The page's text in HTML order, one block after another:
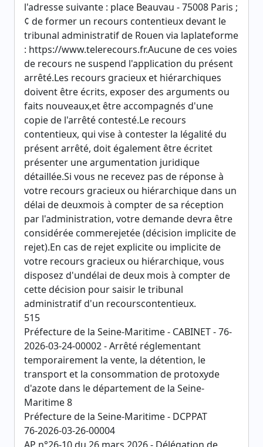
l'adresse suivante : place Beauvau - 75008 Paris ;
¢ de former un recours contentieux devant le
tribunal administratif de Rouen via laplateforme
: https://www.telerecours.fr.Aucune de ces voies
de recours ne suspend l'application du présent
arrêté.Les recours gracieux et hiérarchiques
doivent être écrits, exposer des arguments ou
faits nouveaux,et être accompagnés d'une
copie de l'arrêté contesté.Le recours
contentieux, qui vise à contester la légalité du
présent arrêté, doit également être écritet
présenter une argumentation juridique
détaillée.Si vous ne recevez pas de réponse à
votre recours gracieux ou hiérarchique dans un
délai de deuxmois à compter de sa réception
par l'administration, votre demande devra être
considérée commerejetée (décision implicite de
rejet).En cas de rejet explicite ou implicite de
votre recours gracieux ou hiérarchique, vous
disposez d'undélai de deux mois à compter de
cette décision pour saisir le tribunal
administratif d'un recourscontentieux.
515
Préfecture de la Seine-Maritime - CABINET - 76-
2026-03-24-00002 - Arrêté réglementant
temporairement la vente, la détention, le
transport et la consommation de protoxyde
d'azote dans le département de la Seine-
Maritime 8
Préfecture de la Seine-Maritime - DCPPAT
76-2026-03-26-00004